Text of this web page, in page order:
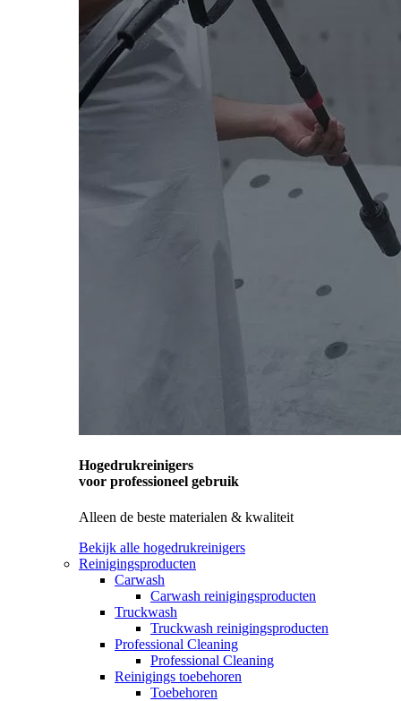
Hogedrukreinigers
voor professioneel gebruik
Alleen de beste materialen & kwaliteit
Bekijk alle hogedrukreinigers
Reinigingsproducten
Carwash
Carwash reinigingsproducten
Truckwash
Truckwash reinigingsproducten
Professional Cleaning
Professional Cleaning
Reinigings toebehoren
Toebehoren